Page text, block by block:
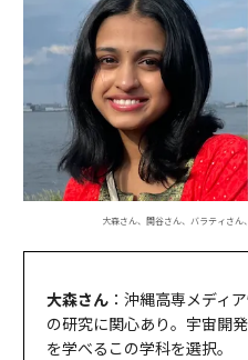
大森さん、関谷さん、バラティさん
大森さん：沖縄高専メディ
の研究に関心あり。宇宙開
を学べるこの学科を選択。